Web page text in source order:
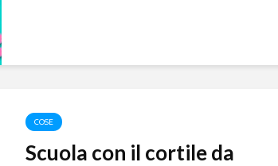
COSE
Scuola con il cortile da